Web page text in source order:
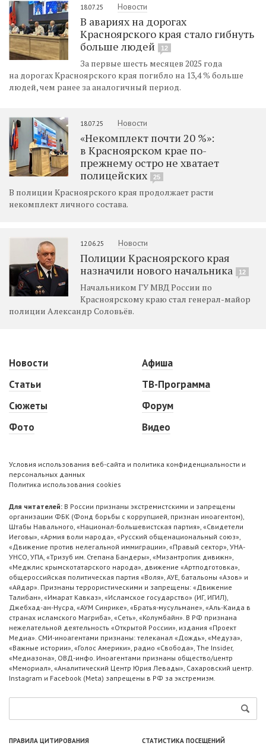
18.07.25 Новости
В авариях на дорогах
Красноярского края стало гибнуть
больше людей
12
За первые шесть месяцев 2025 года
на дорогах Красноярского края погибло на 13,4 % больше
людей, чем ранее за аналогичный период.
18.07.25 Новости
«Некомплект почти 20 %»:
в Красноярском крае по-
прежнему остро не хватает
полицейских
25
В полиции Красноярского края продолжает расти
некомплект личного состава.
12.06.25 Новости
Полиции Красноярского края
назначили нового начальника
12
Начальником ГУ МВД России по
Красноярскому краю стал генерал-майор
полиции Александр Соловьёв.
Новости
Статьи
Сюжеты
Фото
Афиша
ТВ-Программа
Форум
Видео
Условия использования веб-сайта и политика конфиденциальности и
персональных данных
Политика использования cookies
Для читателей: В России признаны экстремистскими и запрещены
организации ФБК (Фонд борьбы с коррупцией, признан иноагентом),
Штабы Навального, «Национал-большевистская партия», «Свидетели
Иеговы», «Армия воли народа», «Русский общенациональный союз»,
«Движение против нелегальной иммиграции», «Правый сектор», УНА-
УНСО, УПА, «Тризуб им. Степана Бандеры», «Мизантропик дивижн»,
«Меджлис крымскотатарского народа», движение «Артподготовка»,
общероссийская политическая партия «Воля», АУЕ, батальоны «Азов» и
«Айдар». Признаны террористическими и запрещены: «Движение
Талибан», «Имарат Кавказ», «Исламское государство» (ИГ, ИГИЛ),
Джебхад-ан-Нусра, «АУМ Синрике», «Братья-мусульмане», «Аль-Каида в
странах исламского Магриба», «Сеть», «Колумбайн». В РФ признана
нежелательной деятельность «Открытой России», издания «Проект
Медиа». СМИ-иноагентами признаны: телеканал «Дождь», «Медуза»,
«Важные истории», «Голос Америки», радио «Свобода», The Insider,
«Медиазона», ОВД-инфо. Иноагентами признаны общество/центр
«Мемориал», «Аналитический Центр Юрия Левады», Сахаровский центр.
Instagram и Facebook (Metа) запрещены в РФ за экстремизм.
ПРАВИЛА ЦИТИРОВАНИЯ СТАТИСТИКА ПОСЕЩЕНИЙ